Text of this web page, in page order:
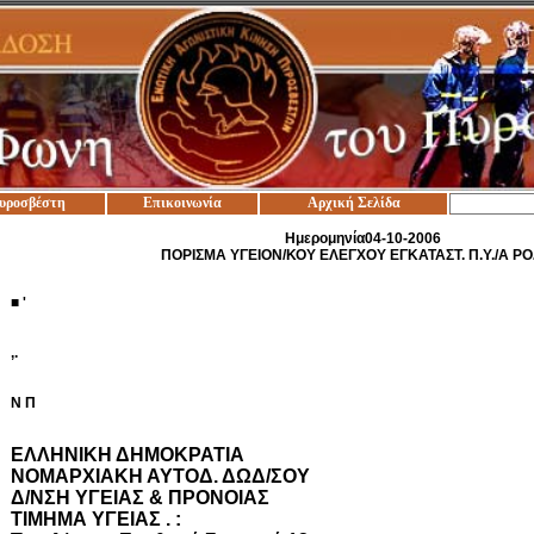
Επικοινωνία Αρχική Σελίδα
Ημερομηνία04-10-2006
ΠΟΡΙΣΜΑ ΥΓΕΙΟΝ/ΚΟΥ ΕΛΕΓΧΟΥ ΕΓΚΑΤΑΣΤ. Π.Υ./Α
■ '
,.
Ν Π
ΕΛΛΗΝΙΚΗ ΔΗΜΟΚΡΑΤΙΑ
ΝΟΜΑΡΧΙΑΚΗ ΑΥΤΟΔ. ΔΩΔ/ΣΟΥ
Δ/ΝΣΗ ΥΓΕΙΑΣ & ΠΡΟΝΟΙΑΣ
ΤΙΜΗΜΑ ΥΓΕΙΑΣ . :